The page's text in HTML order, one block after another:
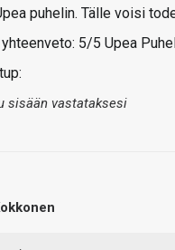
puhelin. Tälle voisi
yhteenveto: 5/5 Upea
sisään vastataksesi